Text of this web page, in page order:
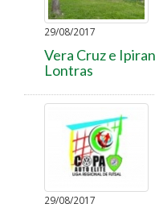
29/08/2017
Vera Cruz e
Lontras
29/08/2017